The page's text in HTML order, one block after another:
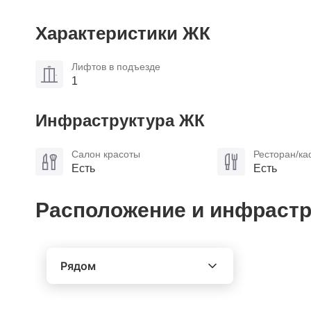
Характеристики ЖК
Лифтов в подъезде
1
Инфраструктура ЖК
Салон красоты
Есть
Ресторан/
Есть
Расположение и
Рядом